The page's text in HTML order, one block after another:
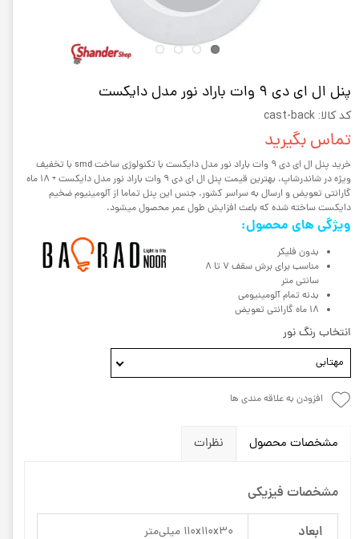
پنل ال ای دی 9 وات باراد نور مدل دایکست
کد کالا: cast-back
تماس بگیرید
خرید پنل ال ای دی 9 وات باراد نور مدل دایکست با تکنولوژی ساخت smd با تخفیف
ویژه در شاندرشاپ. بهترین قیمت پنل ال ای دی 9 وات باراد نور مدل دایکست + 18 ماه
گارانتی تعویض و ارسال به سراسر کشور. جنس این پنل تماما از آلومینیوم ضخیم
دایکست ساخته شده که باعث افزایش طول عمر محصول میشود.
ویژگی های محصول:
بدون فلیکر
مناسب برای برش سقف 7 تا 8
سانتی متر
بدنه تمام آلومینیومی
18 ماه گارانتی تعویض
انتخاب رنگ نور
مهتابی
افزودن به علاقه مندی ها
مشخصات محصول نظرات
مشخصات فیزیکی
ابعاد 110x110x30 میلی‌متر